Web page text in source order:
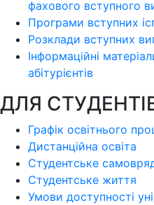
фахового вступного
Програми вступних
Розклади вступних
Інформаційні
абітурієнтів
ДЛЯ
Графік освітнього
Дистанційна освіта
Студентське
Студентське життя
Умови доступності